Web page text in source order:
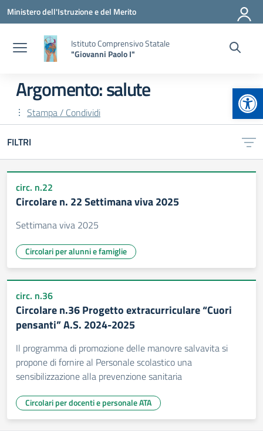
Vai ai contenuti
Vai al menu di navigazione
Vai al footer
Ministero dell'Istruzione e del Merito
Istituto Comprensivo Statale
"Giovanni Paolo I"
Argomento: salute
Stampa / Condividi
FILTRI
circ. n.22
Circolare n. 22 Settimana viva 2025
Settimana viva 2025
Circolari per alunni e famiglie
circ. n.36
Circolare n.36 Progetto extracurriculare “Cuori
pensanti” A.S. 2024-2025
Il programma di promozione delle manovre salvavita si
propone di fornire al Personale scolastico una
sensibilizzazione alla prevenzione sanitaria
Circolari per docenti e personale ATA